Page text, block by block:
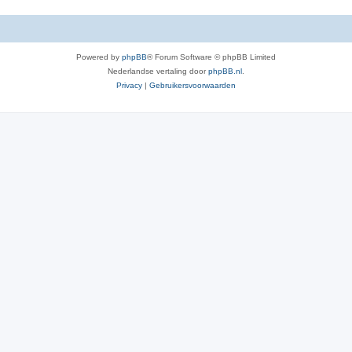
Powered by phpBB® Forum Software © phpBB Limited
Nederlandse vertaling doorphpBB.nl
Privacy | Gebruikersvoorwaarden